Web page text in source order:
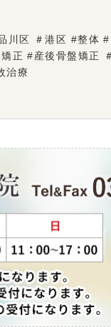
川区 ＃港区 #整体
矯正 #産後骨盤
治療